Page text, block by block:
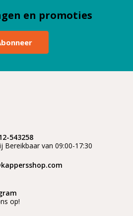
en promoties
543258
Bereikbaar van 09:00-17:30
op!